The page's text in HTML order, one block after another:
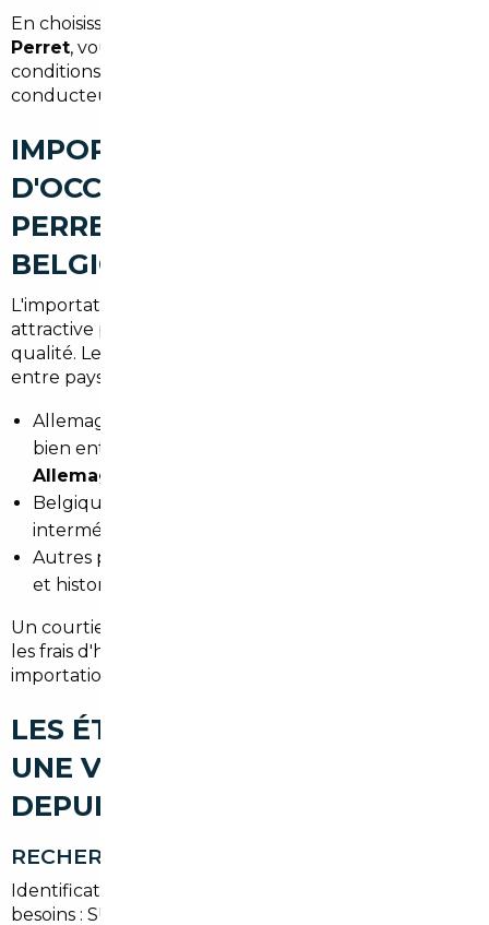
En choisissant un
Perret, vous bénéficiez d'une expertise dédiée aux
conditions de mobilité locales et aux attentes des
conducteurs franciliens.
IMPORT DE VOITURES
D'OCCASION À LEVALLOIS-
PERRET : ALLEMAGNE,
BELGIQUE ET EUROPE
L'importation depuis l'Europe reste une solution
attractive pour réduire le budget sans sacrifier la
qualité. Les différences de prix et d'équipements
entre pays peuvent être importantes. Par exemple :
Allemagne : large choix de véhicules récents et
bien entretenus, idéal pour un
Allemagne Levallois-Perret
Belgique : bonnes opportunités sur les finitions
intermédiaires et véhicules diesel récents.
Autres pays UE : options variées selon les normes
et historiques d'entretien.
Un courtier local compare les offres, calcule la TVA et
les frais d'homologation pour garantir une
importation rentable vers Levallois-Perret.
LES ÉTAPES POUR IMPORTER
UNE VOITURE D'OCCASION
DEPUIS LEVALLOIS-PERRET
RECHERCHE DU VÉHICULE
Identification des modèles correspondant à vos
besoins : SUV urbain pour familles, hybrides pour